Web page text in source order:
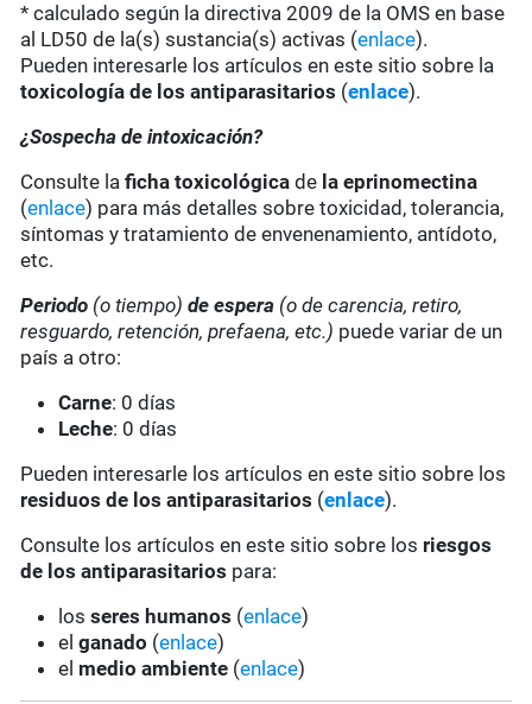
* calculado según la directiva 2009 de la OMS en base
al LD50 de la(s) sustancia(s) activas (enlace).
Pueden interesarle los artículos en este sitio sobre la
toxicología de los antiparasitarios (enlace).
¿Sospecha de intoxicación?
Consulte laficha toxicológica de la eprinomectina
(enlace) para más detalles sobre toxicidad, tolerancia,
síntomas y tratamiento de envenenamiento, antídoto,
etc.
Periodo (o tiempo) de espera (o de carencia, retiro,
resguardo, retención, prefaena, etc.) puede variar de un
país a otro:
Carne: 0 días
Leche: 0 días
Pueden interesarle los artículos en este sitio sobre los
residuos de los antiparasitarios (enlace).
Consulte los artículos en este sitio sobre los riesgos
de los antiparasitarios para:
losseres humanos (enlace)
elganado (enlace)
el medio ambiente (enlace)